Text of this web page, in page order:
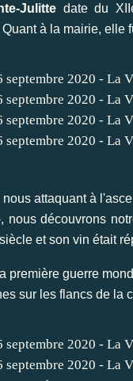
Julitte date du
à la mairie, elle
nous attaquant à
nous découvrons
et son vin était
première guerre
sur les flancs de la